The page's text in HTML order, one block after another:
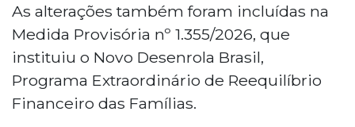
As alterações também foram incluídas na
Medida Provisória nº 1.355/2026, que
instituiu o Novo Desenrola Brasil,
Programa Extraordinário de Reequilíbrio
Financeiro das Famílias.